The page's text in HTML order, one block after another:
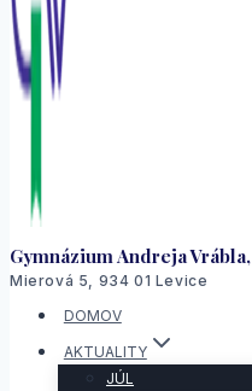
Gymnázium Andreja Vrábla,
Mierová 5, 934 01 Levice
DOMOV
AKTUALITY
JÚL